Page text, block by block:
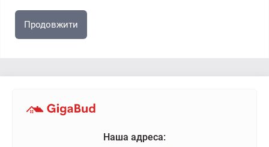
Продовжити
Наша адреса: